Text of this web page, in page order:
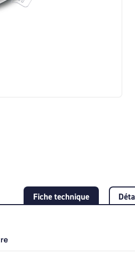
Fiche technique